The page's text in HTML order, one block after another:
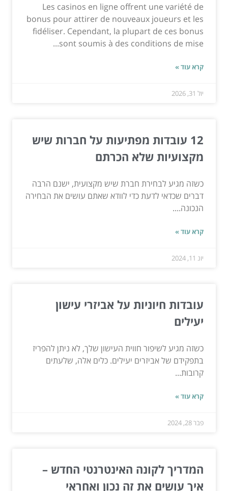
Les casinos en ligne offrent une variété de
bonus pour attirer de nouveaux joueurs et les
fidéliser. Cependant, la plupart de ces bonus
sont soumis à des conditions de mise...
קרא עוד »
יול 31, 2026
12 עובדות מפתיעות על חברות שיש
מקצועיות שלא הכרתם
כשזה מגיע לבחירת חברת שיש מקצועית, ישנם הרבה
דברים שכדאי לדעת כדי לוודא שאתם עושים את הבחירה
הנכונה....
קרא עוד »
יונ 11, 2024
עובדות חיוניות על אביזרי עישון
יעילים
כשזה מגיע לשיפור חווית העישון שלך, לא ניתן להפריז
בתפקידם של אביזרים יעילים. כלים אלה, שלעתים
קרובות...
קרא עוד »
פבר 28, 2024
המדריך לקונה האינטרנטי החדש –
איך עושים את זה נכון ואחראי